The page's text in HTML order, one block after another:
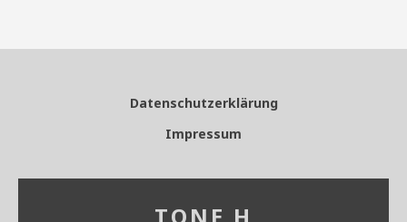
Datenschutzerklärung
Impressum